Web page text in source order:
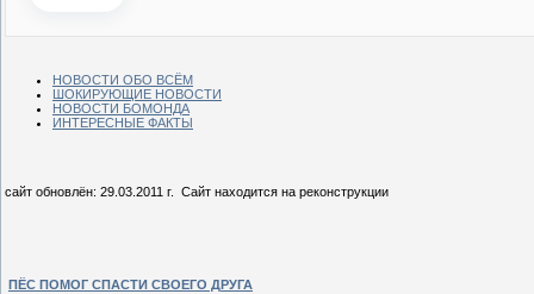
НОВОСТИ ОБО ВСЁМ
ШОКИРУЮЩИЕ НОВОСТИ
НОВОСТИ БОМОНДА
ИНТЕРЕСНЫЕ ФАКТЫ
сайт обновлён: 29.03.2011 г. Сайт находится на реконструкции
ПЁС ПОМОГ СПАСТИ СВОЕГО ДРУГА